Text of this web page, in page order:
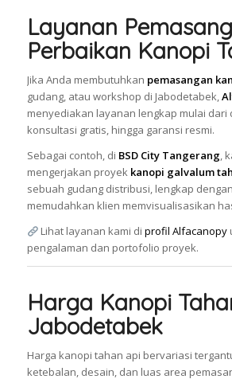
Layanan
Perbaikan Kanopi
Jika Anda membutuhkan pemasangan
gudang, atau workshop di Jabodetabek,
menyediakan layanan lengkap mulai dari
konsultasi gratis, hingga garansi resmi.
Sebagai contoh, di BSD City Tangerang,
mengerjakan proyek kanopi galvalum
sebuah gudang distribusi, lengkap
memudahkan klien memvisualisasikan
Lihat layanan kami diprofil Alfacanopy
pengalaman dan portofolio proyek.
Harga Kanopi
Jabodetabek
Harga kanopi tahan api bervariasi
ketebalan, desain, dan luas area